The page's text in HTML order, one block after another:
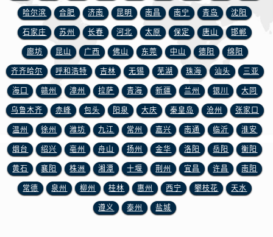
甘肃省嘉峪关市雄关区新华中路浪琴售后服务中心（需提前预约）
甘肃省金昌市金川区北京路浪琴售后服务中心（需提前预约）
甘肃省酒泉市肃州区西大街浪琴售后服务中心（需提前预约）
甘肃省临夏市城南街道团结路浪琴售后服务中心（需提前预约）
甘肃省陇南市武都区人民路浪琴售后服务中心（需提前预约）
甘肃省平凉市崆峒区西大街浪琴售后服务中心（需提前预约）
甘肃省庆阳市西峰区南大街浪琴售后服务中心（需提前预约）
甘肃省天水市秦州区民主路浪琴售后服务中心（需提前预约）
甘肃省武威市凉州区迎宾路浪琴售后服务中心（需提前预约）
甘肃省张掖市甘州区民乐北路浪琴售后服务中心（需提前预约）
宁夏回族自治区固原市原州区文化街浪琴售后服务中心（需提前预约）
宁夏回族自治区石嘴山市大武口区贺兰山路浪琴售后服务中心（需提前预约）
哈尔滨 合肥 济南 昆明 南昌 南宁 青岛 沈阳
石家庄 苏州 长春 河北 太原 保定 唐山 邯郸
廊坊 昆山 广西 佛山 东莞 中山 德阳 绵阳
齐齐哈尔 呼和浩特 吉林 无锡 芜湖 珠海 汕头 三亚
海口 赣州 漳州 拉萨 青海 新疆 兰州 银川 大同
乌鲁木齐 赤峰 包头 阳泉 大庆 秦皇岛 沧州 张家口
温州 徐州 潍坊 九江 常州 嘉兴 南通 临沂 淮安
烟台 绍兴 亳州 舟山 扬州 金华 洛阳 岳阳 衡阳
黄石 襄阳 株洲 湘潭 十堰 荆州 宜昌 许昌 南阳
常德 泉州 柳州 桂林 惠州 西宁 攀枝花 天水
遵义 泰州 盐城